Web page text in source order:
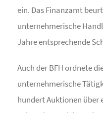
ein. Das Finanzamt
unternehmerische
Jahre entsprechende
Auch der BFH ordnete
unternehmerische
hundert Auktionen über